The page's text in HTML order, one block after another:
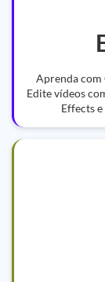
Aprenda com
Edite vídeos
Effects